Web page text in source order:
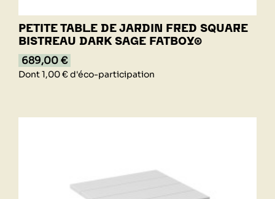
PETITE TABLE DE JARDIN FRED SQUARE
BISTREAU DARK SAGE FATBOY®
689,00 €
Dont 1,00 € d'éco-participation